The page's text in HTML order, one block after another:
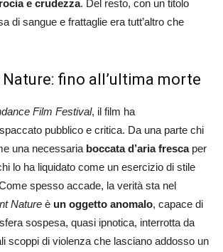
e crudezza. Del resto, con un titolo
di sangue e frattaglie era tutt’altro che
fino all’ultima morte
Film Festival, il film ha
pubblico e critica. Da una parte chi
una necessaria boccata d’aria frescaper
lo ha liquidato come un esercizio di stile
spesso accade, la verità sta nel
Nature è un oggetto anomalo, capace di
sospesa, quasi ipnotica, interrotta da
scoppi di violenza che lasciano addosso un